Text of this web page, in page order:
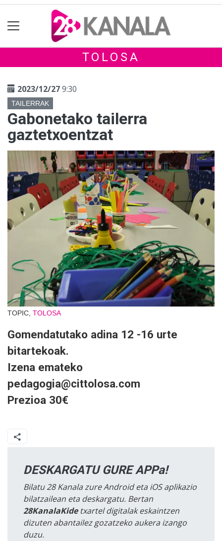
TOLOSA
2023/12/279:30
TAILERRAK
Gabonetako tailerra
gaztetxoentzat
TOPIC, TOLOSA
Gomendatutako adina 12 -16 urte
bitartekoak.
Izena emateko
pedagogia@cittolosa.com
Prezioa 30€
DESKARGATU GURE APPa!
Bilatu 28 Kanala zure Android eta iOS aplikazio
bilatzailean eta deskargatu. Bertan
28KanalaKidetxartel digitalak eskaintzen
dizuten abantailez gozatzeko aukera izango
duzu.